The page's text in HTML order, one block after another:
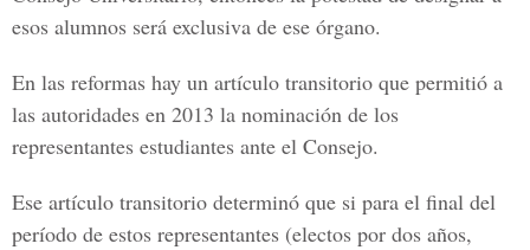
esos alumnos será exclusiva de ese órgano.
En las reformas hay un artículo transitorio que permitió a
las autoridades en 2013 la nominación de los
representantes estudiantes ante el Consejo.
Ese artículo transitorio determinó que si para el final del
período de estos representantes (electos por dos años,